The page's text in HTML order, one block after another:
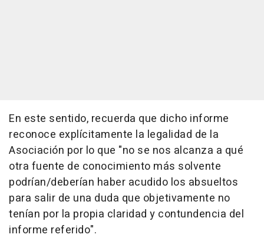
En este sentido, recuerda que dicho informe
reconoce explícitamente la legalidad de la
Asociación por lo que "no se nos alcanza a qué
otra fuente de conocimiento más solvente
podrían/deberían haber acudido los absueltos
para salir de una duda que objetivamente no
tenían por la propia claridad y contundencia del
informe referido".